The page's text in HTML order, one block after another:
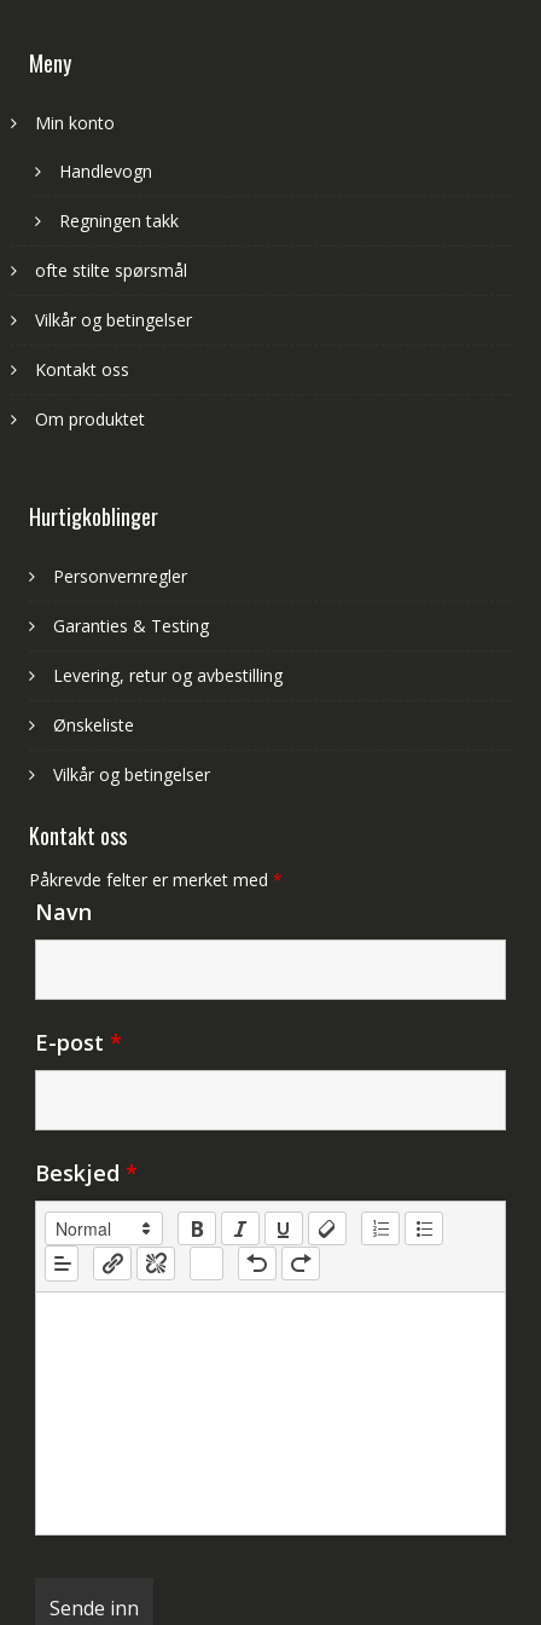
Meny
Min konto
Handlevogn
Regningen takk
ofte stilte spørsmål
Vilkår og betingelser
Kontakt oss
Om produktet
Hurtigkoblinger
Personvernregler
Garanties & Testing
Levering, retur og avbestilling
Ønskeliste
Vilkår og betingelser
Kontakt oss
Påkrevde felter er merket med *
Navn
E-post *
Beskjed *